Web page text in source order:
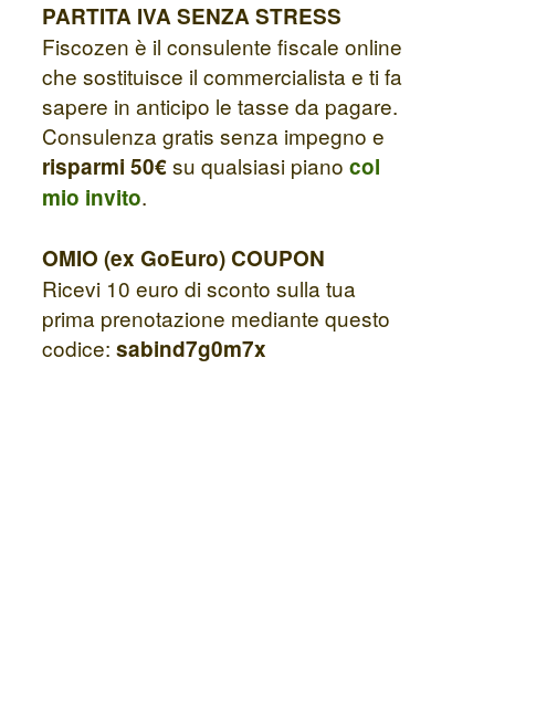
PARTITA IVA SENZA STRESS
Fiscozen è il consulente fiscale online
che sostituisce il commercialista e ti fa
sapere in anticipo le tasse da pagare.
Consulenza gratis senza impegno e
risparmi 50€su qualsiasi piano col
mio invito.
OMIO (ex GoEuro) COUPON
Ricevi 10 euro di sconto sulla tua
prima prenotazione mediante questo
codice: sabind7g0m7x